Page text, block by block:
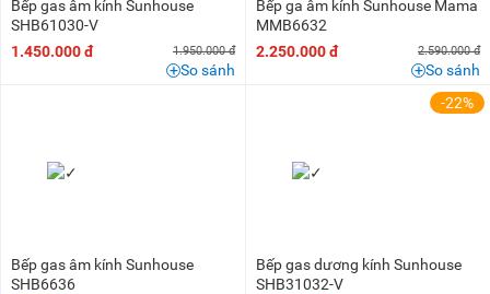
Bếp gas âm kính Sunhouse
SHB61030-V
1.450.000 đ
1.950.000 đ
So sánh
Bếp ga âm kính Sunhouse Mama
MMB6632
2.250.000 đ
2.590.000 đ
So sánh
Bếp gas âm kính Sunhouse
SHB6636
-22%
Bếp gas dương kính Sunhouse
SHB31032-V